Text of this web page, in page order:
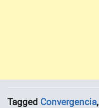
Tagged Convergencia,